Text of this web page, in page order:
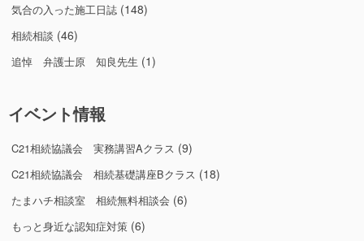
気合の入った施工日誌 (148)
相続相談 (46)
追悼 弁護士原 知良先生 (1)
イベント情報
C21相続協議会 実務講習Aクラス (9)
C21相続協議会 相続基礎講座Bクラス (18)
たまハチ相談室 相続無料相談会 (6)
もっと身近な認知症対策 (6)